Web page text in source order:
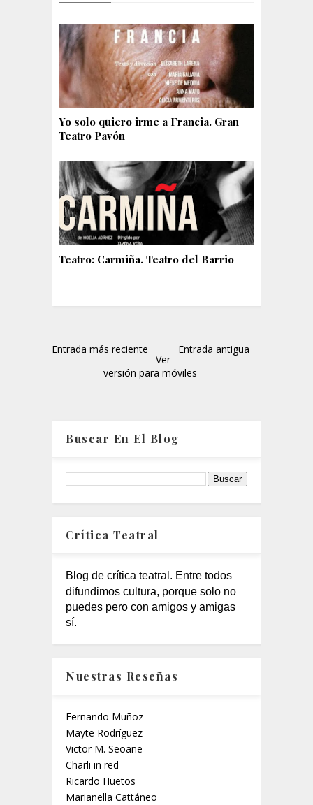
Yo solo quiero irme a Francia. Gran
Teatro Pavón
Teatro: Carmiña. Teatro del Barrio
Entrada más reciente Entrada antigua
Ver
versión para móviles
Buscar En El Blog
Crítica Teatral
Blog de crítica teatral. Entre todos
difundimos cultura, porque solo no
puedes pero con amigos y amigas
sí.
Nuestras Reseñas
Fernando Muñoz
Mayte Rodríguez
Victor M. Seoane
Charli in red
Ricardo Huetos
Marianella Cattáneo